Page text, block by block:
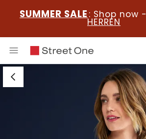
SUMMER SALE : Shop now -
HERREN